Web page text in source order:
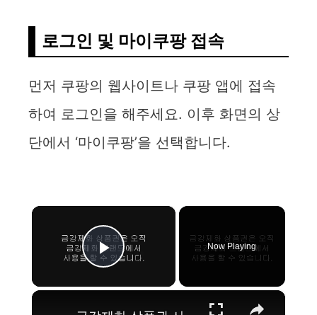
로그인 및 마이쿠팡 접속
먼저 쿠팡의 웹사이트나 쿠팡 앱에 접속
하여 로그인을 해주세요. 이후 화면의 상
단에서 ‘마이쿠팡’을 선택합니다.
×
Play Video
Now Playing
×